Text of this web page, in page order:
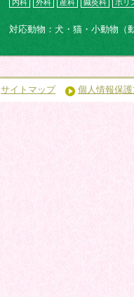
内科 外科 産科 鍼灸科 ホリ
対応動物：犬・猫・小動物（
サイトマップ 個人情報保